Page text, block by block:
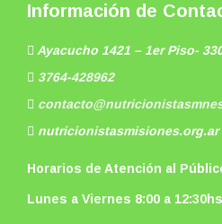
Información de
Ayacucho 1421 – 1er Piso-
3764-428962
nutricionistasmisiones.org.ar
Horarios de Atención al
Lunes a Viernes 8:00 a